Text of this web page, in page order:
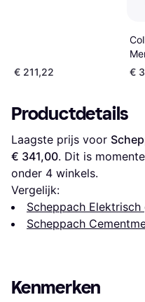
€ 211,22
€
Productdetails
Laagste prijs voor
€ 341,00. Dit is
onder 4 winkels.
Vergelijk:
Scheppach Elektrisch
Scheppach
Kenmerken